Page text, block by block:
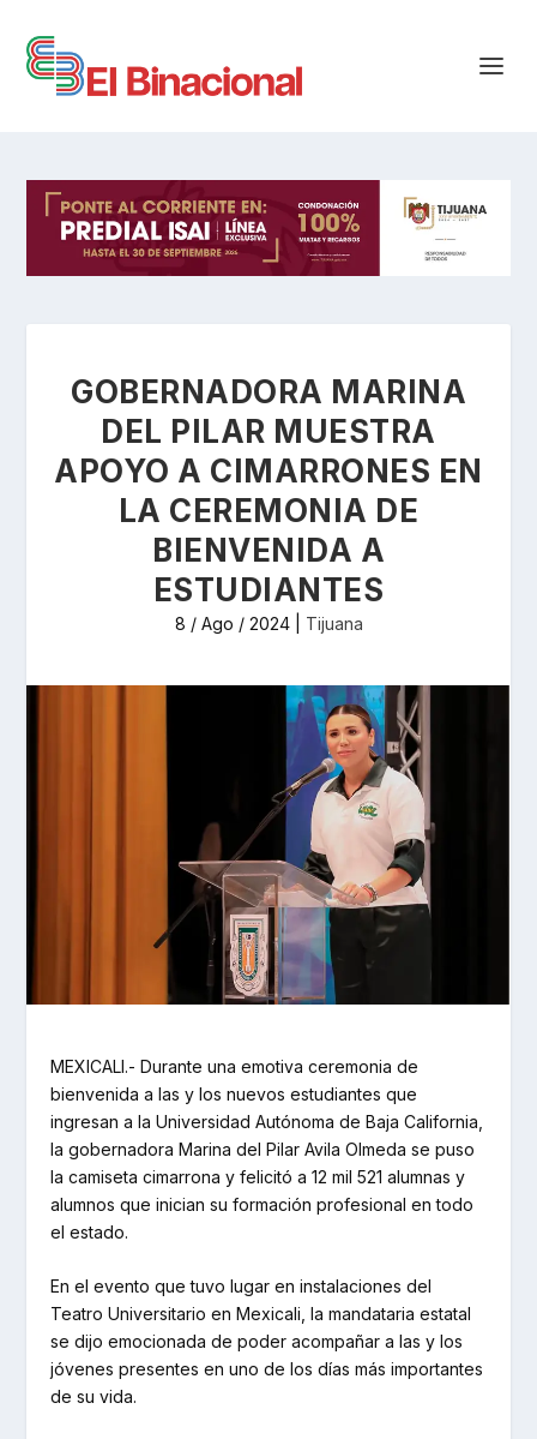
GOBERNADORA MARINA
DEL PILAR MUESTRA
APOYO A CIMARRONES EN
LA CEREMONIA DE
BIENVENIDA A
ESTUDIANTES
8 / Ago / 2024| Tijuana
MEXICALI.- Durante una emotiva ceremonia de
bienvenida a las y los nuevos estudiantes que
ingresan a la Universidad Autónoma de Baja California,
la gobernadora Marina del Pilar Avila Olmeda se puso
la camiseta cimarrona y felicitó a 12 mil 521 alumnas y
alumnos que inician su formación profesional en todo
el estado.
En el evento que tuvo lugar en instalaciones del
Teatro Universitario en Mexicali, la mandataria estatal
se dijo emocionada de poder acompañar a las y los
jóvenes presentes en uno de los días más importantes
de su vida.